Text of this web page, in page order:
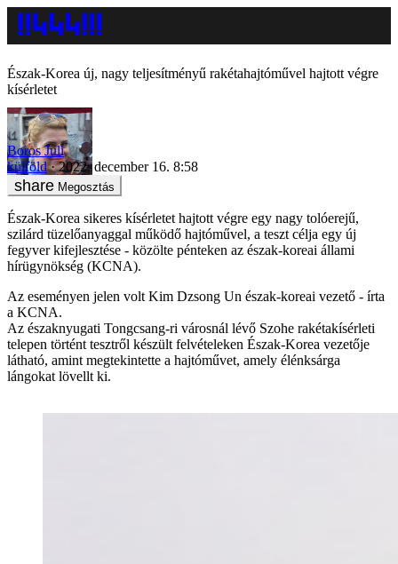
Észak-Korea új, nagy teljesítményű rakétahajtóművel hajtott végre
kísérletet
Boros Juli
külföld
2022. december 16. 8:58
Megosztás
Észak-Korea sikeres kísérletet hajtott végre egy nagy tolóerejű,
szilárd tüzelőanyaggal működő hajtóművel, a teszt célja egy új
fegyver kifejlesztése - közölte pénteken az észak-koreai állami
hírügynökség (KCNA).
Az eseményen jelen volt Kim Dzsong Un észak-koreai vezető - írta
a KCNA.
Az északnyugati Tongcsang-ri városnál lévő Szohe rakétakísérleti
telepen történt tesztről készült felvételeken Észak-Korea vezetője
látható, amint megtekintette a hajtóművet, amely élénksárga
lángokat lövellt ki.